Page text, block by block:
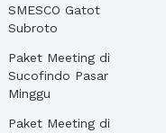
SMESCO Gatot
Subroto
Paket Meeting di
Sucofindo Pasar
Minggu
Paket Meeting di